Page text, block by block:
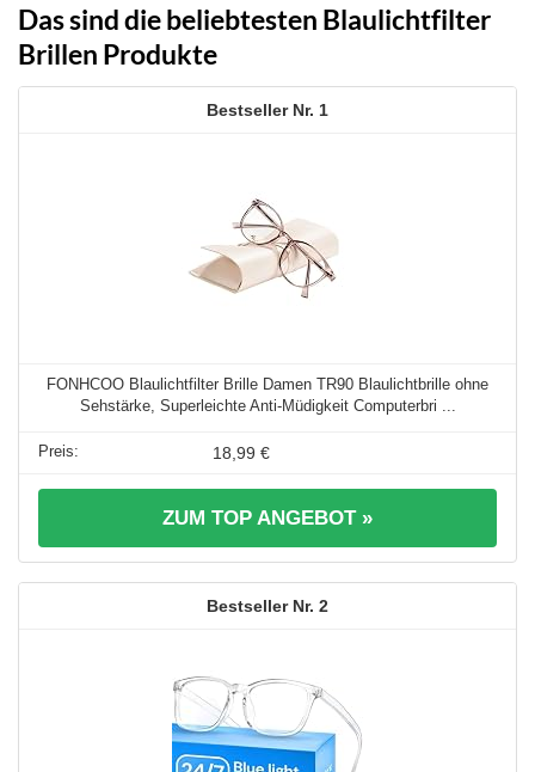
Das sind die beliebtesten Blaulichtfilter
Brillen Produkte
1
FONHCOO Blaulichtfilter Brille Damen TR90 Blaulichtbrille ohne
Sehstärke, Superleichte Anti-Müdigkeit Computerbri ...
18,99 €
ZUM TOP ANGEBOT »
2